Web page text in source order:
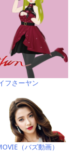
フさーヤン
（バズ動画）